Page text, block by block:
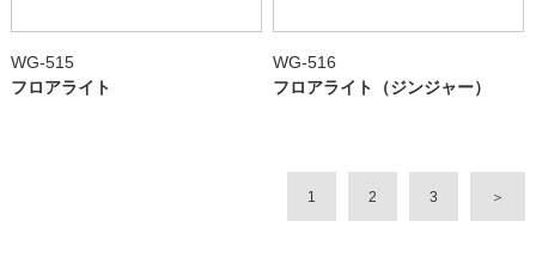
WG-515
フロアライト
WG-516
フロアライト（ジンジャー）
1 2 3 ＞